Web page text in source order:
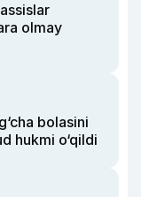
olmay
bolasini
hukmi o‘qildi